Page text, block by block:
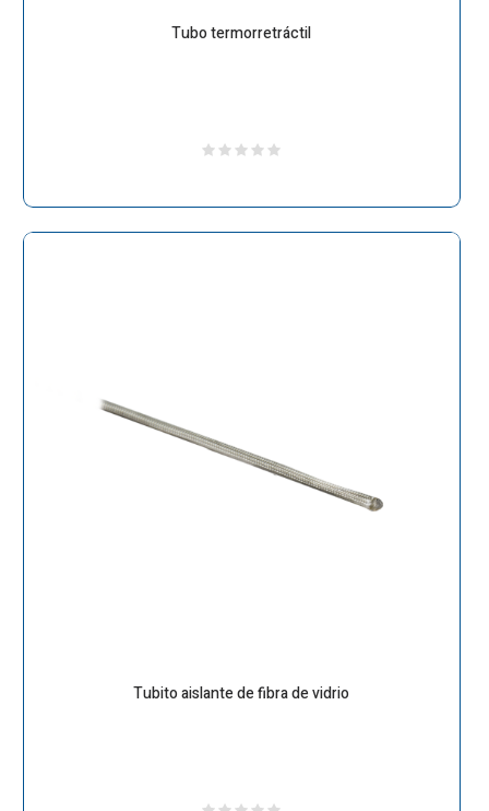
Tubo termorretráctil
Tubito aislante de fibra de vidrio